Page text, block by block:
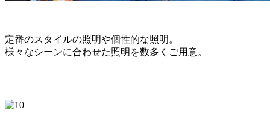
定番のスタイルの照明や個性的な照明。
様々なシーンに合わせた照明を数多くご用意。